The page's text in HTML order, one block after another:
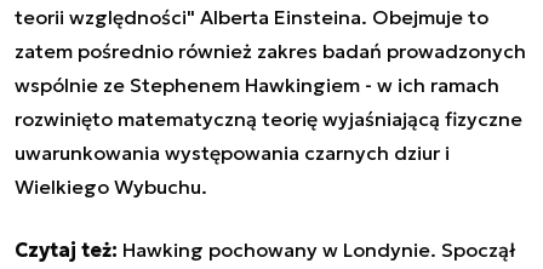
teorii względności" Alberta Einsteina. Obejmuje to
zatem pośrednio również zakres badań prowadzonych
wspólnie ze Stephenem Hawkingiem - w ich ramach
rozwinięto matematyczną teorię wyjaśniającą fizyczne
uwarunkowania występowania czarnych dziur i
Wielkiego Wybuchu.
Czytaj też: Hawking pochowany w Londynie. Spoczął